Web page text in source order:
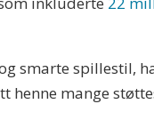
smarte spillestil,
henne mange